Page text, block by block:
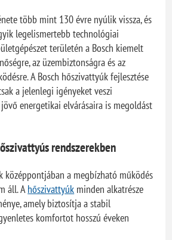
több mint 130 évre nyúlik vissza, és
legelismertebb technológiai
területén a Bosch kiemelt
az üzembiztonságra és az
A Bosch hőszivattyúk fejlesztése
a jelenlegi igényeket veszi
energetikai elvárásaira is megoldást
rendszerekben
középpontjában a megbízható működés
áll. Ahőszivattyúk minden alkatrésze
amely biztosítja a stabil
komfortot hosszú éveken